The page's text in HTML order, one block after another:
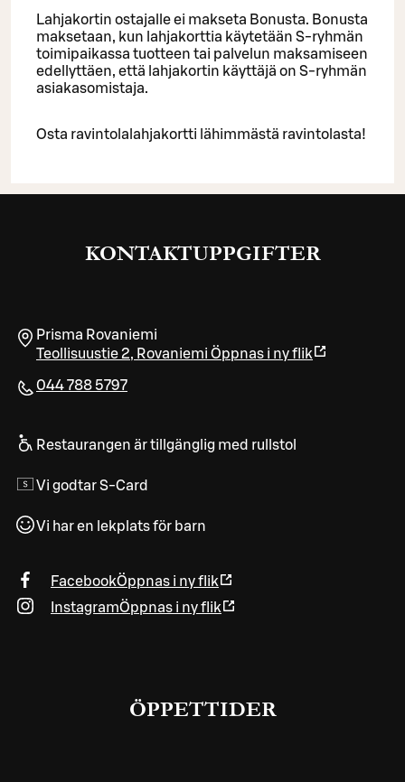
Lahjakortin ostajalle ei makseta Bonusta. Bonusta
maksetaan, kun lahjakorttia käytetään S-ryhmän
toimipaikassa tuotteen tai palvelun maksamiseen
edellyttäen, että lahjakortin käyttäjä on S-ryhmän
asiakasomistaja.
Osta ravintolalahjakortti lähimmästä ravintolasta!
KONTAKTUPPGIFTER
Prisma Rovaniemi
Teollisuustie 2, Rovaniemi Öppnas i ny flik
044 788 5797
Restaurangen är tillgänglig med rullstol
Vi godtar S-Card
Vi har en lekplats för barn
FacebookÖppnas i ny flik
InstagramÖppnas i ny flik
ÖPPETTIDER